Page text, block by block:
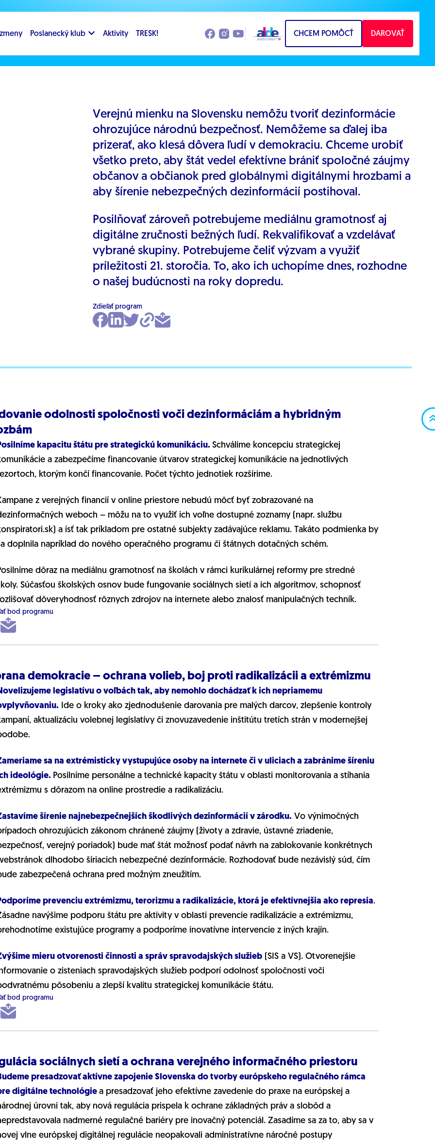
Poslanecký klub Aktivity TRESK! CHCEM POMÔCŤ DAROVAŤ
Verejnú mienku na Slovensku nemôžu tvoriť dezinformácie
ohrozujúce národnú bezpečnosť. Nemôžeme sa ďalej iba
prizerať, ako klesá dôvera ľudí v demokraciu. Chceme urobiť
všetko preto, aby štát vedel efektívne brániť spoločné záujmy
občanov a občianok pred globálnymi digitálnymi hrozbami a
aby šírenie nebezpečných dezinformácií postihoval.
Posilňovať zároveň potrebujeme mediálnu gramotnosť aj
digitálne zručnosti bežných ľudí. Rekvalifikovať a vzdelávať
vybrané skupiny. Potrebujeme čeliť výzvam a využiť
príležitosti 21. storočia. To, ako ich uchopíme dnes, rozhodne
o našej budúcnosti na roky dopredu.
Zdieľať program
odolnosti spoločnosti voči dezinformáciám a hybridným
kapacitu štátu pre strategickú komunikáciu.Schválime koncepciu strategickej
a zabezpečíme financovanie útvarov strategickej komunikácie na jednotlivých
ktorým končí financovanie. Počet týchto jednotiek rozšírime.
z verejných financií v online priestore nebudú môcť byť zobrazované na
weboch – môžu na to využiť ich voľne dostupné zoznamy (napr. službu
a ísť tak príkladom pre ostatné subjekty zadávajúce reklamu. Takáto podmienka by
doplnila napríklad do nového operačného programu či štátnych dotačných schém.
dôraz na mediálnu gramotnosť na školách v rámci kurikulárnej reformy pre stredné
Súčasťou školských osnov bude fungovanie sociálnych sietí a ich algoritmov, schopnosť
dôveryhodnosť rôznych zdrojov na internete alebo znalosť manipulačných techník.
bod programu
demokracie – ochrana volieb, boj proti radikalizácii a extrémizmu
legislatívu o voľbách tak, aby nemohlo dochádzať k ich nepriamemu
Ide o kroky ako zjednodušenie darovania pre malých darcov, zlepšenie kontroly
aktualizáciu volebnej legislatívy či znovuzavedenie inštitútu tretích strán v modernejšej
sa na extrémisticky vystupujúce osoby na internete či v uliciach a zabránime šíreniu
ideológie. Posilníme personálne a technické kapacity štátu v oblasti monitorovania a stíhania
s dôrazom na online prostredie a radikalizáciu.
šírenie najnebezpečnejších škodlivých dezinformácií v zárodku. Vo výnimočných
ohrozujúcich zákonom chránené záujmy (životy a zdravie, ústavné zriadenie,
verejný poriadok) bude mať štát možnosť podať návrh na zablokovanie konkrétnych
dlhodobo šíriacich nebezpečné dezinformácie. Rozhodovať bude nezávislý súd, čím
zabezpečená ochrana pred možným zneužitím.
prevenciu extrémizmu, terorizmu a radikalizácie, ktorá je efektívnejšia ako represia.
navýšime podporu štátu pre aktivity v oblasti prevencie radikalizácie a extrémizmu,
existujúce programy a podporíme inovatívne intervencie z iných krajín.
mieru otvorenosti činnosti a správ spravodajských služieb (SIS a VS). Otvorenejšie
o zisteniach spravodajských služieb podporí odolnosť spoločnosti voči
pôsobeniu a zlepší kvalitu strategickej komunikácie štátu.
bod programu
sociálnych sietí a ochrana verejného informačného priestoru
presadzovať aktívne zapojenie Slovenska do tvorby európskeho regulačného rámca
digitálne technológiea presadzovať jeho efektívne zavedenie do praxe na európskej a
úrovni tak, aby nová regulácia prispela k ochrane základných práv a slobôd a
nadmerné regulačné bariéry pre inovačný potenciál. Zasadíme sa za to, aby sa v
vlne európskej digitálnej regulácie neopakovali administratívne náročné postupy